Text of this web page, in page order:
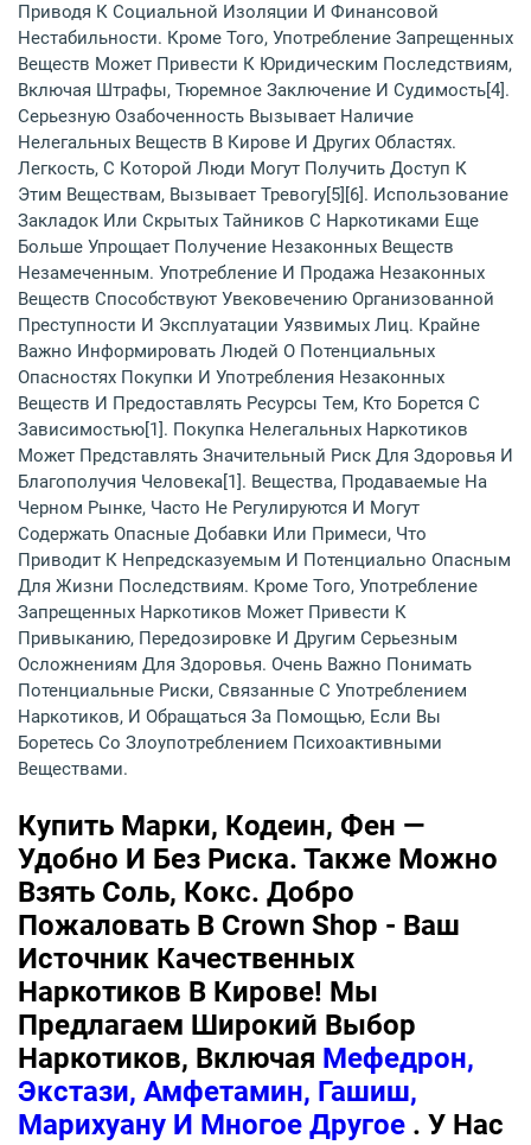
Приводя К Социальной Изоляции И Финансовой
Нестабильности. Кроме Того, Употребление Запрещенных
Веществ Может Привести К Юридическим Последствиям,
Включая Штрафы, Тюремное Заключение И Судимость[4].
Серьезную Озабоченность Вызывает Наличие
Нелегальных Веществ В Кирове И Других Областях.
Легкость, С Которой Люди Могут Получить Доступ К
Этим Веществам, Вызывает Тревогу[5][6]. Использование
Закладок Или Скрытых Тайников С Наркотиками Еще
Больше Упрощает Получение Незаконных Веществ
Незамеченным. Употребление И Продажа Незаконных
Веществ Способствуют Увековечению Организованной
Преступности И Эксплуатации Уязвимых Лиц. Крайне
Важно Информировать Людей О Потенциальных
Опасностях Покупки И Употребления Незаконных
Веществ И Предоставлять Ресурсы Тем, Кто Борется С
Зависимостью[1]. Покупка Нелегальных Наркотиков
Может Представлять Значительный Риск Для Здоровья И
Благополучия Человека[1]. Вещества, Продаваемые На
Черном Рынке, Часто Не Регулируются И Могут
Содержать Опасные Добавки Или Примеси, Что
Приводит К Непредсказуемым И Потенциально Опасным
Для Жизни Последствиям. Кроме Того, Употребление
Запрещенных Наркотиков Может Привести К
Привыканию, Передозировке И Другим Серьезным
Осложнениям Для Здоровья. Очень Важно Понимать
Потенциальные Риски, Связанные С Употреблением
Наркотиков, И Обращаться За Помощью, Если Вы
Боретесь Со Злоупотреблением Психоактивными
Веществами.
Купить Марки, Кодеин, Фен —
Удобно И Без Риска. Также Можно
Взять Соль, Кокс. Добро
Пожаловать В Crown Shop - Ваш
Источник Качественных
Наркотиков В Кирове! Мы
Предлагаем Широкий Выбор
Наркотиков, Включая Мефедрон,
Экстази, Амфетамин, Гашиш,
Марихуану И Многое Другое . У Нас